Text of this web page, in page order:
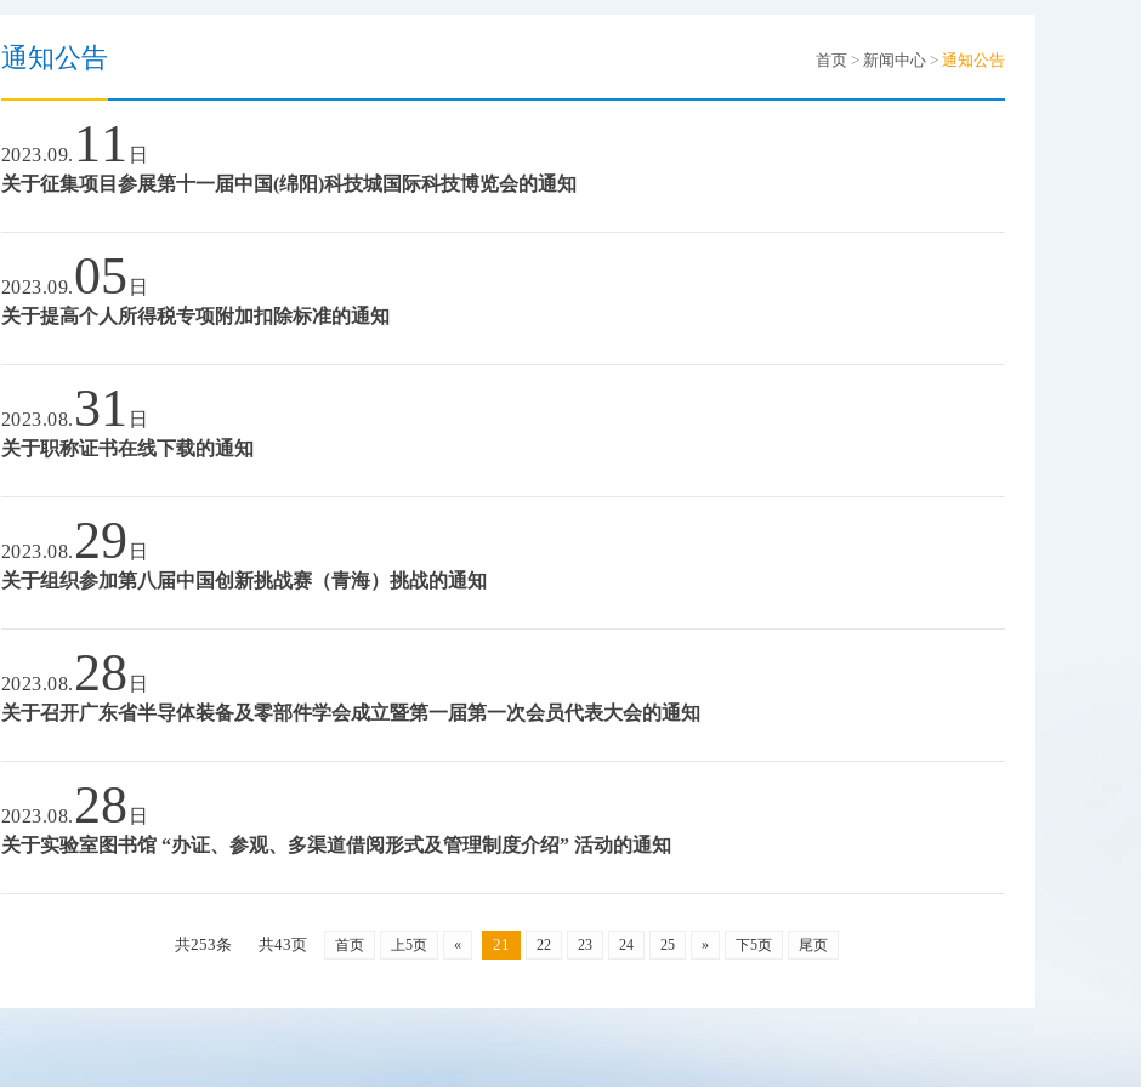
通知公告 首页 > 新闻中心 > 通知公告
2023.09. 11 日
关于征集项目参展第十一届中国(绵阳)科技城国际科技博览会的通知
2023.09.05 日
关于提高个人所得税专项附加扣除标准的通知
2023.08. 31 日
关于职称证书在线下载的通知
2023.08. 29 日
关于组织参加第八届中国创新挑战赛（青海）挑战的通知
2023.08. 28 日
关于召开广东省半导体装备及零部件学会成立暨第一届第一次会员代表大会的通知
2023.08. 28 日
关于实验室图书馆 “办证、参观、多渠道借阅形式及管理制度介绍” 活动的通知
共253条 共43页 首页 上5页 « 21 22 23 24 25 » 下5页 尾页